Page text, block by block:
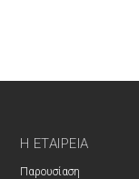
Η ΕΤΑΙΡΕΊΑ
Παρουσίαση